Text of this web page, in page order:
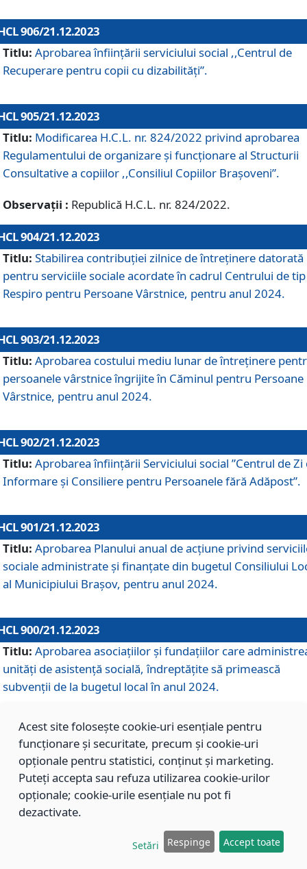
906/21.12.2023
Titlu: Aprobarea înființării serviciului social ,,Centrul de
Recuperare pentru copii cu dizabilități”.
905/21.12.2023
Titlu: Modificarea H.C.L. nr. 824/2022 privind aprobarea
Regulamentului de organizare şi funcţionare al Structurii
Consultative a copiilor ,,Consiliul Copiilor Braşoveni”.
Observații : Republică H.C.L. nr. 824/2022.
904/21.12.2023
Titlu: Stabilirea contribuţiei zilnice de întreținere datorată
pentru serviciile sociale acordate în cadrul Centrului de tip
Respiro pentru Persoane Vârstnice, pentru anul 2024.
903/21.12.2023
Titlu: Aprobarea costului mediu lunar de întreţinere
persoanele vârstnice îngrijite în Căminul pentru Persoane
Vârstnice, pentru anul 2024.
902/21.12.2023
Titlu: Aprobarea înființării Serviciului social ”Centrul de Zi
Informare și Consiliere pentru Persoanele fără Adăpost”.
901/21.12.2023
Titlu: Aprobarea Planului anual de acțiune privind
sociale administrate și finanțate din bugetul Consiliului
al Municipiului Brașov, pentru anul 2024.
900/21.12.2023
Titlu: Aprobarea asociațiilor şi fundațiilor care
unități de asistenţă socială, îndreptăţite să primească
subvenţii de la bugetul local în anul 2024.
899/21.12.2023
Aprobarea standardelor de cost pentru serviciile
sociale furnizate în cadrul Direcției de Asistență Socială
Brașov, pentru anul 2024.
Modificarea Anexei la H.C.L. nr. 91 din 09.02.2018,
Acest site folosește cookie-uri esențiale pentru
funcționare și securitate, precum și cookie-uri
opționale pentru statistici, conținut și marketing.
Puteți accepta sau refuza utilizarea cookie-urilor
opționale; cookie-urile esențiale nu pot fi
dezactivate.
Setări Respinge Accept toate